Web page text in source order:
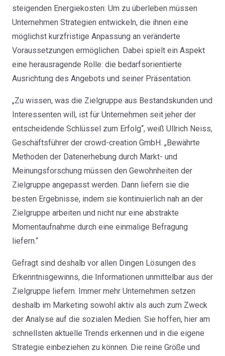
steigenden Energiekosten: Um zu überleben müssen
Unternehmen Strategien entwickeln, die ihnen eine
möglichst kurzfristige Anpassung an veränderte
Voraussetzungen ermöglichen. Dabei spielt ein Aspekt
eine herausragende Rolle: die bedarfsorientierte
Ausrichtung des Angebots und seiner Präsentation.
„Zu wissen, was die Zielgruppe aus Bestandskunden und
Interessenten will, ist für Unternehmen seit jeher der
entscheidende Schlüssel zum Erfolg“, weiß Ullrich Neiss,
Geschäftsführer der crowd-creation GmbH. „Bewährte
Methoden der Datenerhebung durch Markt- und
Meinungsforschung müssen den Gewohnheiten der
Zielgruppe angepasst werden. Dann liefern sie die
besten Ergebnisse, indem sie kontinuierlich nah an der
Zielgruppe arbeiten und nicht nur eine abstrakte
Momentaufnahme durch eine einmalige Befragung
liefern.“
Gefragt sind deshalb vor allen Dingen Lösungen des
Erkenntnisgewinns, die Informationen unmittelbar aus der
Zielgruppe liefern. Immer mehr Unternehmen setzen
deshalb im Marketing sowohl aktiv als auch zum Zweck
der Analyse auf die sozialen Medien. Sie hoffen, hier am
schnellsten aktuelle Trends erkennen und in die eigene
Strategie einbeziehen zu können. Die reine Größe und